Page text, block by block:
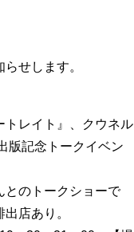
せします。
トレイト』、クウネル
版記念トークイベン
とのトークショーで
店あり。